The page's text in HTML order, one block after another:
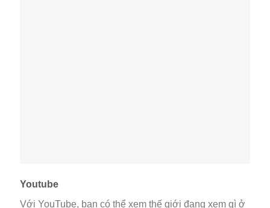
Youtube
Với YouTube, bạn có thể xem thế giới đang xem gì ở